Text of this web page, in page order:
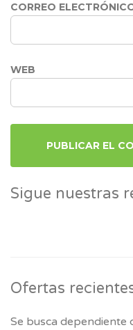
CORREO
WEB
Sigue nuestras
Ofertas
Se busca dependiente